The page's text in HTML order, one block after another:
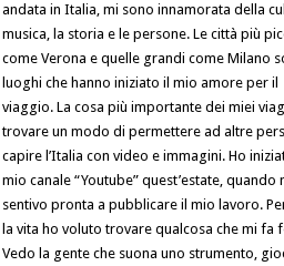
andata in Italia, mi sono innamorata della
musica, la storia e le persone. Le città più
come Verona e quelle grandi come Milano
luoghi che hanno iniziato il mio amore per il
viaggio. La cosa più importante dei miei
trovare un modo di permettere ad altre
capire l’Italia con video e immagini. Ho
mio canale “Youtube” quest’estate, quando
sentivo pronta a pubblicare il mio lavoro.
la vita ho voluto trovare qualcosa che mi fa
Vedo la gente che suona uno strumento,